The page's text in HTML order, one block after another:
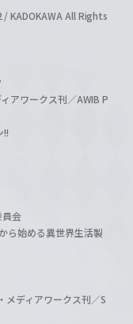
/ KADOKAWA All Rights
アワークス刊／AWIB P
!!
会
ら始める異世界生活製
ディアワークス刊／S